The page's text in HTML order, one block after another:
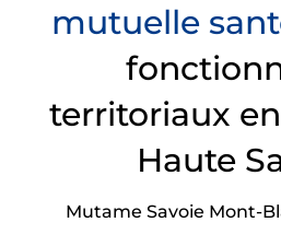
mutuelle
territoriaux
Haute
Mutame Savoie Mont-